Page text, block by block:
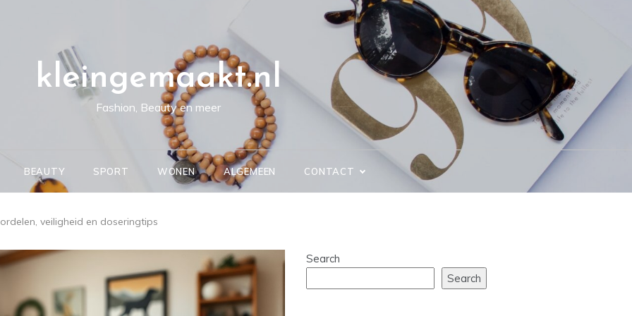
kleingemaakt.nl
Fashion, Beauty en meer
BEAUTY SPORT WONEN ALGEMEEN CONTACT
veiligheid en doseringtips
Search
Search